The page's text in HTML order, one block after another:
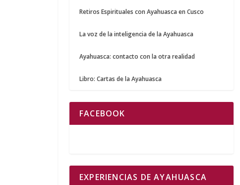
Retiros Espirituales con Ayahuasca en Cusco
La voz de la inteligencia de la Ayahuasca
Ayahuasca: contacto con la otra realidad
Libro: Cartas de la Ayahuasca
FACEBOOK
EXPERIENCIAS DE AYAHUASCA